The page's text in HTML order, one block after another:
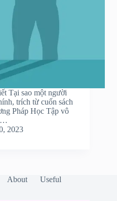
Tại sao một người
trích từ cuốn sách
Pháp Học Tập vô
2023
About Useful